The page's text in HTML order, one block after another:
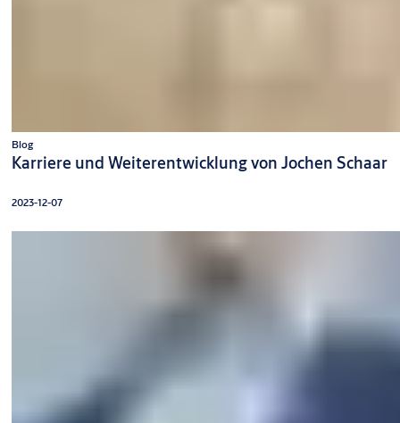
Blog
Karriere und Weiterentwicklung von Jochen Schaar
2023-12-07